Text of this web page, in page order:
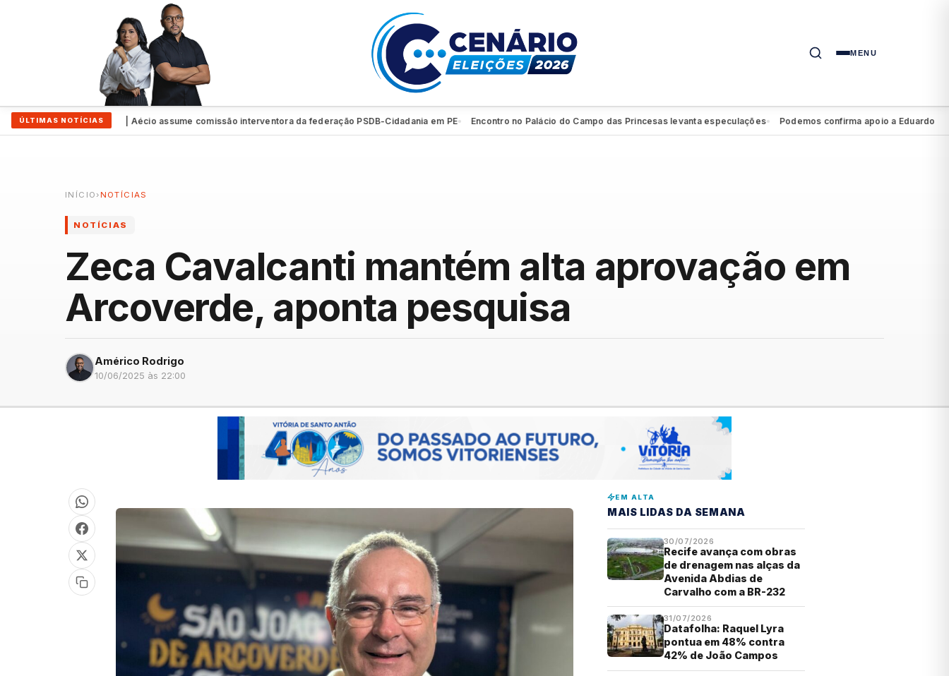
MENU
ÚLTIMAS NOTÍCIAS
a Raquel● Exclusivo | Aécio assume comissão interventora da federação PSDB-Cidadania em PE● Encontro no Palácio do Campo das Princesas levanta especulações● Podemos confirma apoio a Eduardo da
INÍCIO ›NOTÍCIAS
NOTÍCIAS
Zeca Cavalcanti mantém alta aprovação em
Arcoverde, aponta pesquisa
Américo Rodrigo
10/06/2025 às 22:00
EM ALTA
MAIS LIDAS DA SEMANA
30/07/2026
Recife avança com obras
de drenagem nas alças da
Avenida Abdias de
Carvalho com a BR-232
31/07/2026
Datafolha: Raquel Lyra
pontua em 48% contra
42% de João Campos